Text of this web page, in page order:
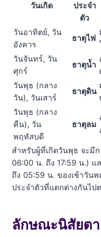
วันเกิด
ประจำ
ตัว
วันอาทิตย์, วัน
อังคาร
ธาตุไฟ
วันจันทร์, วัน
ศุกร์
ธาตุน้ำ
วันพุธ (กลาง
วัน), วันเสาร์
ธาตุดิน
วันพุธ (กลาง
คืน), วัน
พฤหัสบดี
ธาตุลม
สำหรับผู้ที่เกิดวันพุธ จะมี
06:00 น. ถึง 17:59 น.)
ถึง 05:59 น. ของเช้าวัน
ประจำตัวที่แตกต่างกันไป
ลักษณะนิสัยต